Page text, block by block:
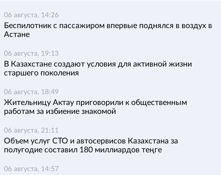
06 августа, 14:26
Беспилотник с пассажиром впервые поднялся в воздух в
Астане
06 августа, 19:13
В Казахстане создают условия для активной жизни
старшего поколения
06 августа, 18:49
Жительницу Актау приговорили к общественным
работам за избиение знакомой
06 августа, 21:11
Объем услуг СТО и автосервисов Казахстана за
полугодие составил 180 миллиардов теңге
06 августа, 14:57